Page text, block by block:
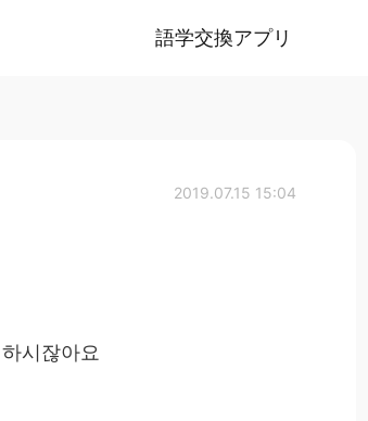
語学交換アプリ
2019.07.15 15:04
시잖아요